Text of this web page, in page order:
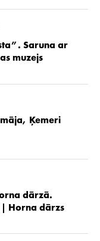
Saruna ar
muzejs
Ķemeri
dārzā.
| Horna dārzs